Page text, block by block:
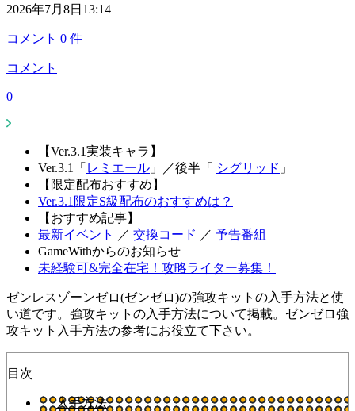
2026年7月8日13:14
コメント 0 件
コメント
0
【Ver.3.1実装キャラ】
Ver.3.1「 レミエール 」 ／後半「 シグリッド 」
【限定配布おすすめ】
Ver.3.1限定S級配布のおすすめは？
【おすすめ記事】
最新イベント
／ 交換コード ／ 予告番組
GameWithからのお知らせ
未経験可&完全在宅！攻略ライター募集！
ゼンレスゾーンゼロ(ゼンゼロ)の強攻キットの入手方法と使
い道です。強攻キットの入手方法について掲載。ゼンゼロ強
攻キット入手方法の参考にお役立て下さい。
目次
入手方法